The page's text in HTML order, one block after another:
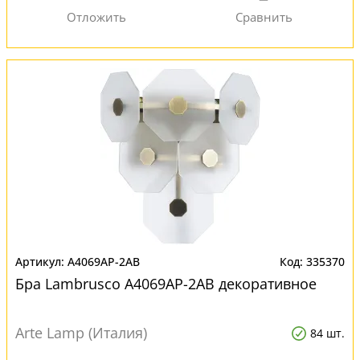
A4069AP-2AB 335370
Бра Lambrusco A4069AP-2AB декоративное
Arte Lamp (Италия) 84 шт.